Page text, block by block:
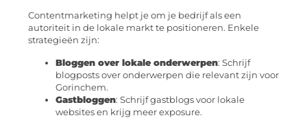
Contentmarketing helpt je om je bedrijf als een
autoriteit in de lokale markt te positioneren. Enkele
strategieën zijn:
Bloggen over lokale onderwerpen: Schrijf
blogposts over onderwerpen die relevant zijn voor
Gorinchem.
Gastbloggen: Schrijf gastblogs voor lokale
websites en krijg meer exposure.